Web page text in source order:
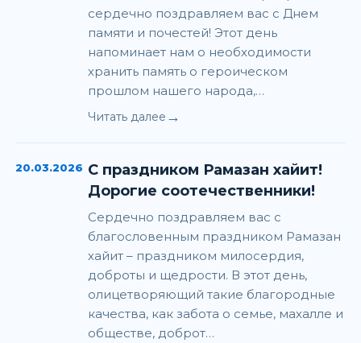
сердечно поздравляем вас с Днем
памяти и почестей! Этот день
напоминает нам о необходимости
хранить память о героическом
прошлом нашего народа,…
Читать далее →
20.03.2026 С праздником Рамазан хайит!
Дорогие соотечественники!
Сердечно поздравляем вас с
благословенным праздником Рамазан
хайит – праздником милосердия,
доброты и щедрости. В этот день,
олицетворяющий такие благородные
качества, как забота о семье, махалле и
обществе, доброт…